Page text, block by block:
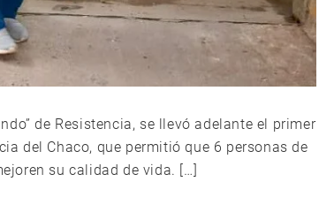
de Resistencia, se llevó adelante el primer
del Chaco, que permitió que 6 personas de
su calidad de vida. […]